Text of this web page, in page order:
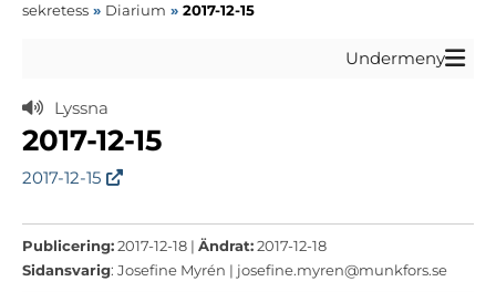
sekretess » Diarium » 2017-12-15
Undermeny
Lyssna
2017-12-15
2017-12-15
Publicering:2017-12-18 | Ändrat:2017-12-18
Sidansvarig: Josefine Myrén | josefine.myren@munkfors.se